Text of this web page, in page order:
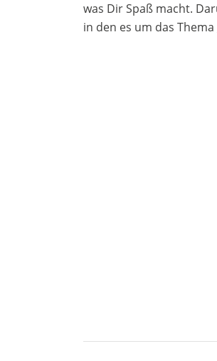
was Dir Spaß macht.
in den es um das